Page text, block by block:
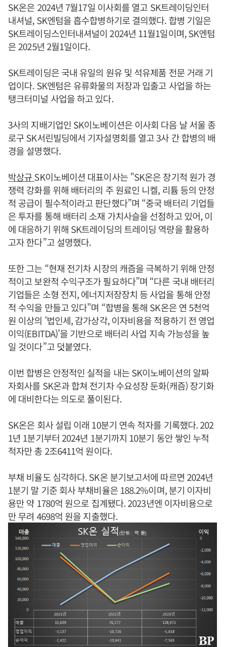
SK온은 2024년 7월17일 이사회를 열고 SK트레이딩인터
내셔널, SK엔텀을 흡수합병하기로 결의했다. 합병 기일은
SK트레이딩스인터내셔널이 2024년 11월1일이며, SK엔텀
은 2025년 2월1일이다.
SK트레이딩은 국내 유일의 원유 및 석유제품 전문 거래 기
업이다. SK엔텀은 유류화물의 저장과 입출고 사업을 하는
탱크터미널 사업을 하고 있다.
3사의 지배기업인 SK이노베이션은 이사회 다음 날 서울 종
로구 SK서린빌딩에서 기자설명회를 열고 3사 간 합병의 배
경을 설명했다.
박상규SK이노베이션 대표이사는 "SK온은 장기적 원가 경
쟁력 강화를 위해 배터리의 주 원료인 니켈, 리튬 등의 안정
적 공급이 필수적이라고 판단했다”며 “중국 배터리 기업들
은 투자를 통해 배터리 소재 가치사슬을 선점하고 있어, 이
에 대응하기 위해 SK트레이딩의 트레이딩 역량을 활용하
고자 한다”고 설명했다.
또한 그는 “현재 전기차 시장의 캐즘을 극복하기 위해 안정
적이고 보완적 수익구조가 필요하다”며 “다른 국내 배터리
기업들은 소형 전지, 에너지저장장치 등 사업을 통해 안정
적 수익을 만들고 있다”며 “합병을 통해 SK온은 연 5천억
원 이상의 '법인세, 감가상각, 이자비용을 적용하기 전 영업
이익(EBITDA)'을 기반으로 배터리 사업 지속 가능성을 높
일 것이다”고 덧붙였다.
이번 합병은 안정적인 실적을 내는 SK이노베이션의 알짜
자회사를 SK온과 합쳐 전기차 수요성장 둔화(캐즘) 장기화
에 대비한다는 의도로 풀이된다.
SK온은 회사 설립 이래 10분기 연속 적자를 기록했다. 202
1년 1분기부터 2024년 1분기까지 10분기 동안 쌓인 누적
적자만 총 2조6411억 원이다.
부채 비율도 심각하다. SK온 분기보고서에 따르면 2024년
1분기 말 기준 회사 부채비율은 188.2%이며, 분기 이자비
용만 약 1780억 원으로 집계됐다. 2023년엔 이자비용으로
만 무려 4698억 원을 지출했다.